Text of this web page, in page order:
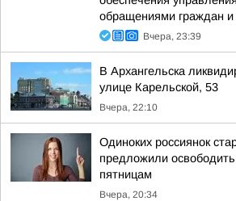
обращениями граждан и
Вчера, 23:39
В Архангельска
улице Карельской, 53
Вчера, 22:10
Одиноких россиянок
предложили
пятницам
Вчера, 20:34